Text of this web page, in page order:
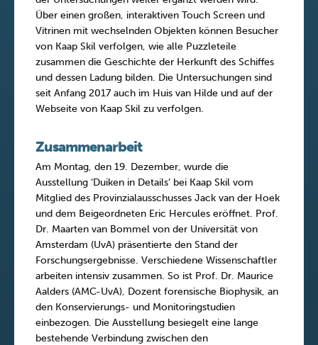
Über einen großen, interaktiven Touch Screen und
Vitrinen mit wechselnden Objekten können Besucher
von Kaap Skil verfolgen, wie alle Puzzleteile
zusammen die Geschichte der Herkunft des Schiffes
und dessen Ladung bilden. Die Untersuchungen sind
seit Anfang 2017 auch im Huis van Hilde und auf der
Webseite von Kaap Skil zu verfolgen.
Zusammenarbeit
Am Montag, den 19. Dezember, wurde die
Ausstellung ‘Duiken in Details’ bei Kaap Skil vom
Mitglied des Provinzialausschusses Jack van der Hoek
und dem Beigeordneten Eric Hercules eröffnet. Prof.
Dr. Maarten van Bommel von der Universität von
Amsterdam (UvA) präsentierte den Stand der
Forschungsergebnisse. Verschiedene Wissenschaftler
arbeiten intensiv zusammen. So ist Prof. Dr. Maurice
Aalders (AMC-UvA), Dozent forensische Biophysik, an
den Konservierungs- und Monitoringstudien
einbezogen. Die Ausstellung besiegelt eine lange
bestehende Verbindung zwischen den